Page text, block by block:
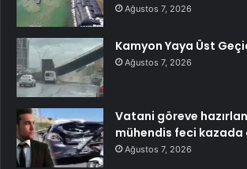
Ağustos 7, 2026
Kamyon Yaya Üst
Ağustos 7, 2026
Vatani göreve
mühendis feci kazada
Ağustos 7, 2026